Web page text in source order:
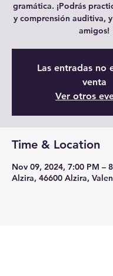
gramática. ¡Podrás
y comprensión auditiva,
amigos!
Las entradas no
venta
Ver otros
Time & Location
Nov 09, 2024, 7:00 PM –
Alzira, 46600 Alzira,